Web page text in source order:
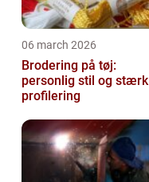
06 march 2026
Brodering på tøj:
personlig stil og stærk
profilering